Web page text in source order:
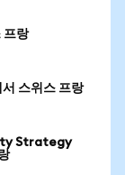
프랑
스위스 프랑
Strategy